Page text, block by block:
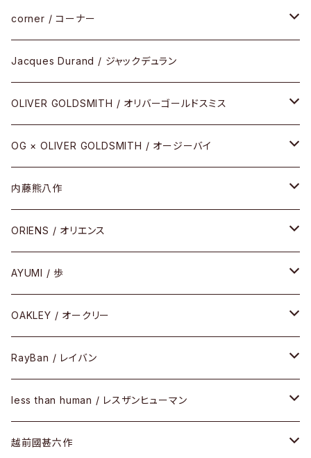
サングラス
アパレル
その他
CELLULOID（CRAFTSMAN EDITION）
SHINBARI（CRAFTSMAN EDITION）
URUSHI（CRAFTSMAN EDITION）
REVIVAL EDITION
HEAVY EDITION
COMBI （コンビシリーズ）
PREMIUM（プレミアムシリーズ）
PLASTIC（プラスティックシリーズ）
SIRMONT（サーモントシリーズ）
SUNSHIFT
ケア用品
corner / コーナー
リサーチシリーズ
サブリメイションシリーズ
Jacques Durand / ジャックデュラン
OLIVER GOLDSMITH / オリバーゴールドスミス
メタル
セル
コンビ
OG × OLIVER GOLDSMITH / オージーバイ
メタル
セル
コンビ
内藤熊八作
セル
メタル
コンビ
ORIENS / オリエンス
セルフレーム
メタルフレーム
その他
AYUMI / 歩
セルフレーム
OAKLEY / オークリー
メガネフレーム
サングラス
Frogskins(フロッグスキン )
その他
RayBan / レイバン
メガネフレーム
サングラス
less than human / レスザンヒューマン
メガネフレーム
越前國甚六作